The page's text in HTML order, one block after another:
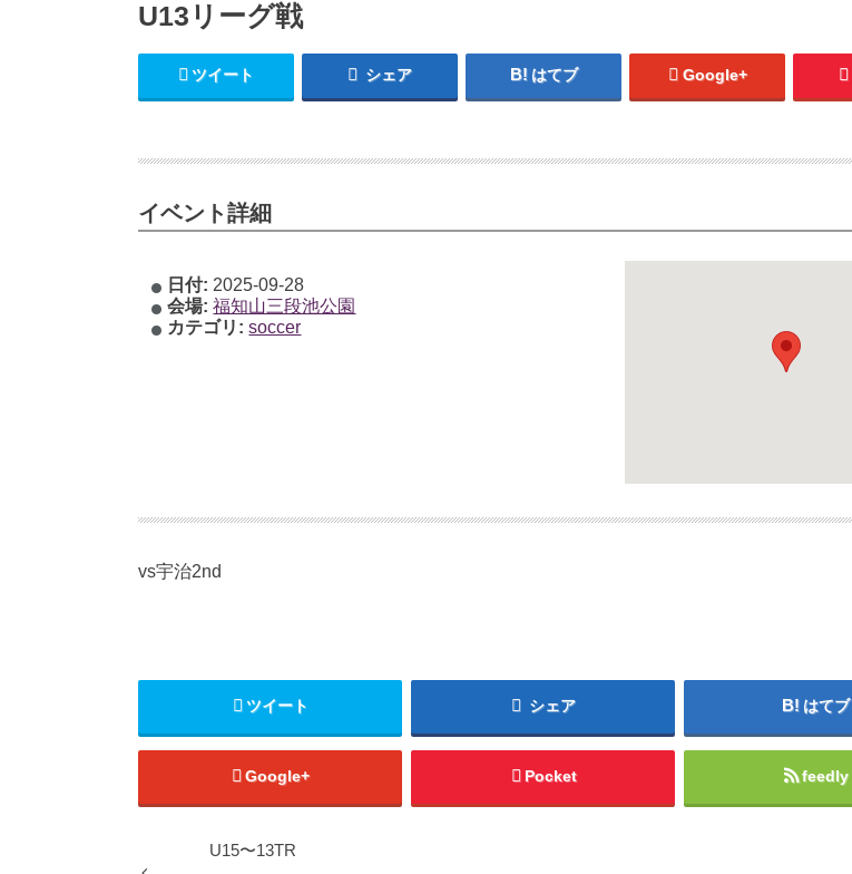
U13リーグ戦
ツイート シェア はてブ Google+
イベント詳細
日付: 2025-09-28
会場: 福知山三段池公園
カテゴリ: soccer
vs宇治2nd
ツイート シェア はてブ
Google+ Pocket feedly
U15〜13TR